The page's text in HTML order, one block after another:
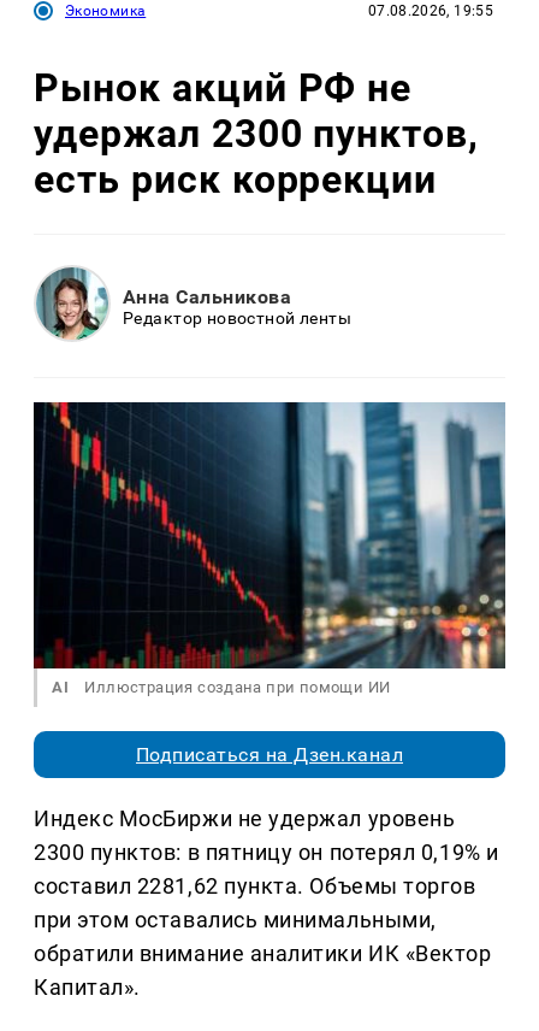
Экономика 07.08.2026, 19:55
Рынок акций РФ не
удержал 2300 пунктов,
есть риск коррекции
Анна Сальникова
Редактор новостной ленты
AI Иллюстрация создана при помощи ИИ
Подписаться на Дзен.канал
Индекс МосБиржи не удержал уровень
2300 пунктов: в пятницу он потерял 0,19% и
составил 2281,62 пункта. Объемы торгов
при этом оставались минимальными,
обратили внимание аналитики ИК «Вектор
Капитал».